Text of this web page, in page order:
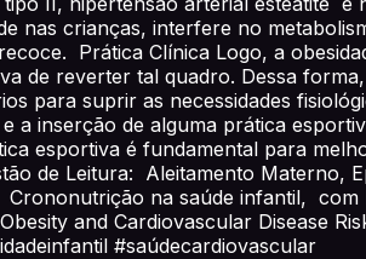
nas crianças, interfere no
Prática Clínica Logo, a
de reverter tal quadro. Dessa
para suprir as necessidades
a inserção de alguma prática
esportiva é fundamental para
de Leitura: Aleitamento Materno,
na saúde infantil, com
and Cardiovascular Disease
#saúdecardiovascular